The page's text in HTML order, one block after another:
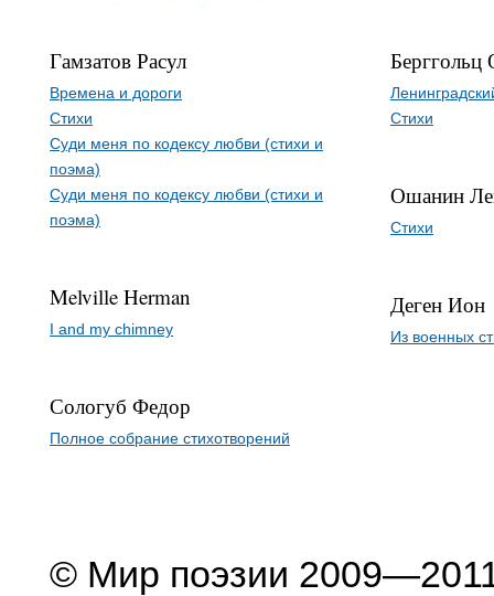
Гамзатов Расул
Времена и дороги
Стихи
Суди меня по кодексу любви (стихи и
поэма)
Суди меня по кодексу любви (стихи и
поэма)
Melville Herman
I and my chimney
Сологуб Федор
Полное собрание стихотворений
Берггольц
Стихи
Ошанин
Стихи
Деген Ион
Из военных
© Мир поэзии